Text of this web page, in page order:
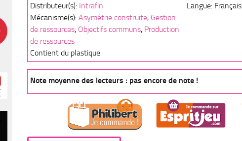
Distributeur(s): Intrafin
Mécanisme(s): Asymétrie construite, Gestion
de ressources, Objectifs communs, Production
de ressources
Contient du plastique
Langue: Français
Note moyenne des lecteurs : pas encore de note !